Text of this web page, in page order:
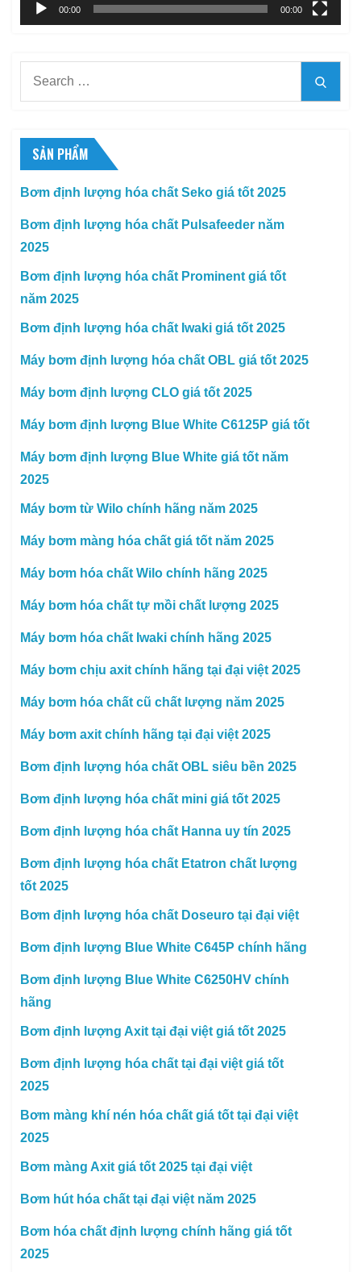
00:00 00:00
SẢN PHẨM
Bơm định lượng hóa chất Seko giá tốt 2025
Bơm định lượng hóa chất Pulsafeeder năm
2025
Bơm định lượng hóa chất Prominent giá tốt
năm 2025
Bơm định lượng hóa chất Iwaki giá tốt 2025
Máy bơm định lượng hóa chất OBL giá tốt 2025
Máy bơm định lượng CLO giá tốt 2025
Máy bơm định lượng Blue White C6125P giá tốt
Máy bơm định lượng Blue White giá tốt năm
2025
Máy bơm từ Wilo chính hãng năm 2025
Máy bơm màng hóa chất giá tốt năm 2025
Máy bơm hóa chất Wilo chính hãng 2025
Máy bơm hóa chất tự mồi chất lượng 2025
Máy bơm hóa chất Iwaki chính hãng 2025
Máy bơm chịu axit chính hãng tại đại việt 2025
Máy bơm hóa chất cũ chất lượng năm 2025
Máy bơm axit chính hãng tại đại việt 2025
Bơm định lượng hóa chất OBL siêu bền 2025
Bơm định lượng hóa chất mini giá tốt 2025
Bơm định lượng hóa chất Hanna uy tín 2025
Bơm định lượng hóa chất Etatron chất lượng
tốt 2025
Bơm định lượng hóa chất Doseuro tại đại việt
Bơm định lượng Blue White C645P chính hãng
Bơm định lượng Blue White C6250HV chính
hãng
Bơm định lượng Axit tại đại việt giá tốt 2025
Bơm định lượng hóa chất tại đại việt giá tốt
2025
Bơm màng khí nén hóa chất giá tốt tại đại việt
2025
Bơm màng Axit giá tốt 2025 tại đại việt
Bơm hút hóa chất tại đại việt năm 2025
Bơm hóa chất định lượng chính hãng giá tốt
2025